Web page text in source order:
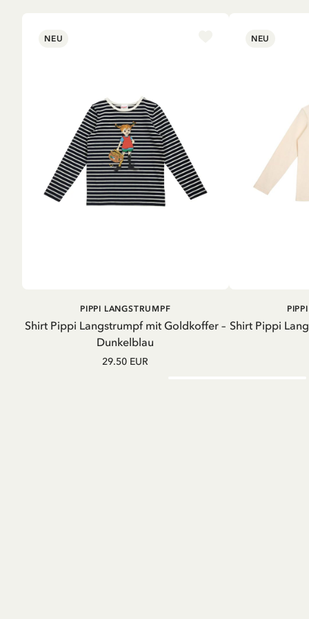
NEU
Shirt Pippi Langstrumpf mit Goldkoffer –
Dunkelblau
PIPPI LANGSTRUMPF
29.50 EUR
NEU
Shirt Pippi